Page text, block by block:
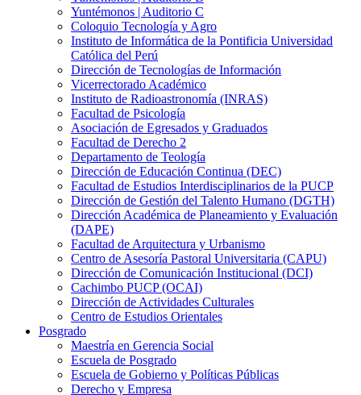
Yuntémonos | Auditorio C
Coloquio Tecnología y Agro
Instituto de Informática de la Pontificia Universidad
Católica del Perú
Dirección de Tecnologías de Información
Vicerrectorado Académico
Instituto de Radioastronomía (INRAS)
Facultad de Psicología
Asociación de Egresados y Graduados
Facultad de Derecho 2
Departamento de Teología
Dirección de Educación Continua (DEC)
Facultad de Estudios Interdisciplinarios de la PUCP
Dirección de Gestión del Talento Humano (DGTH)
Dirección Académica de Planeamiento y Evaluación
(DAPE)
Facultad de Arquitectura y Urbanismo
Centro de Asesoría Pastoral Universitaria (CAPU)
Dirección de Comunicación Institucional (DCI)
Cachimbo PUCP (OCAI)
Dirección de Actividades Culturales
Centro de Estudios Orientales
Posgrado
Maestría en Gerencia Social
Escuela de Posgrado
Escuela de Gobierno y Políticas Públicas
Derecho y Empresa